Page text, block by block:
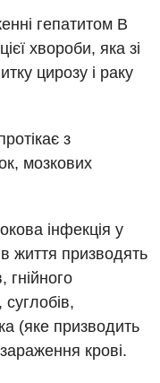
та неврології
гепатитом В
хвороби, яка зі
цирозу і раку
з
мозкових
інфекція у
життя призводять
гнійного
(яке призводить
крові.